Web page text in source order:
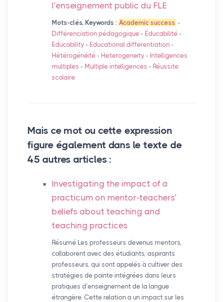
l’enseignement public du FLE
Mots-clés, Keywords : Academic success -
Différenciation pédagogique - Éducabilité -
Educability- Educational differentiation-
Hétérogénéité - Heterogeneity- Intelligences
multiples - Multiple intelligences - Réussite
scolaire
Mais ce mot ou cette expression
figure également dans le texte de
45 autres articles :
Investigating the impact of a
practicum on mentor-teachers’
beliefs about teaching and
teaching practices
Résumé Les professeurs devenus mentors,
collaborent avec des étudiants, aspirants
professeurs, qui sont appelés à cultiver des
stratégies de pointe intégrées dans leurs
pratiques d’enseignement de la langue
étrangère. Cette relation a un impact sur les